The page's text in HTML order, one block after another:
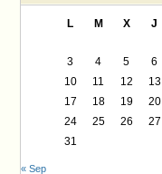
L M X J
3
4 5 6
10
11 12 13
17
18 19 20
24
25 26 27
31
« Sep